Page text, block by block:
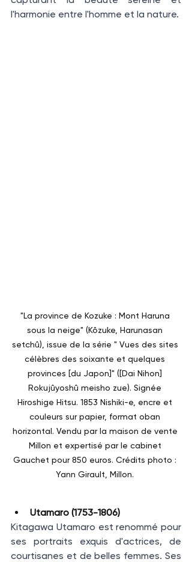
l'harmonie entre l'homme et la nature.
"La province de Kozuke : Mont Haruna
sous la neige" (Kôzuke, Harunasan
setchû), issue de la série " Vues des sites
célèbres des soixante et quelques
provinces [du Japon]" ([Dai Nihon]
Rokujûyoshû meisho zue). Signée
Hiroshige Hitsu. 1853 Nishiki-e, encre et
couleurs sur papier, format oban
horizontal. Vendu par la maison de vente
Millon et expertisé par le cabinet
Gauchet pour 850 euros. Crédits photo :
Yann Girault, Millon.
Utamaro (1753-1806)
Kitagawa Utamaro est renommé pour
ses portraits exquis d'actrices, de
courtisanes et de belles femmes. Ses